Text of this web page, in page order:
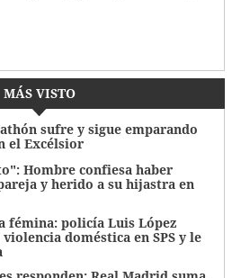
MÁS VISTO
sufre y sigue emparando
el Excélsior
Hombre confiesa haber
y herido a su hijastra en
fémina: policía Luis López
doméstica en SPS y le